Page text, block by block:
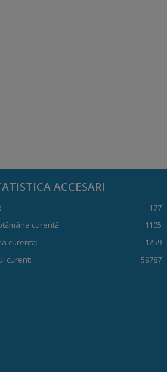
ACCESARI
177
curentă:
1105
curentă:
1259
curent:
59787